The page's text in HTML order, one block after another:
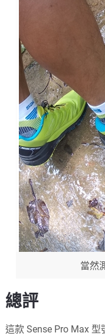
當然
總評
這款 Sense Pro Max